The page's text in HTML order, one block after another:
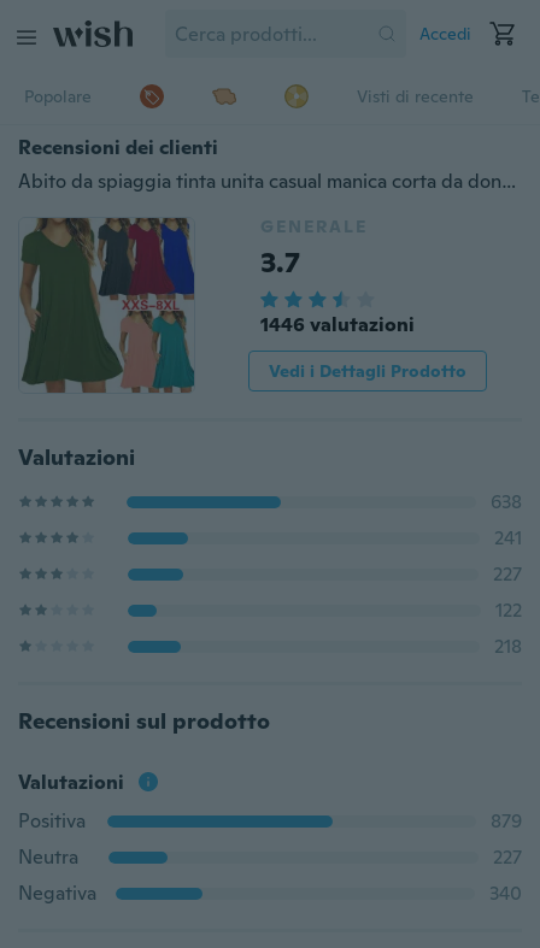
Accedi
Popolare Visti di recente
Recensioni dei clienti
Abito da spiaggia tinta unita casual manica corta da donna taglie forti moda estate con tasche Scollo a V profondo allentato mini abito in cotone a pieghe allentato
GENERALE
3.7
1446 valutazioni
Vedi i Dettagli Prodotto
Valutazioni
638
241
227
122
218
Recensioni sul prodotto
Valutazioni
Positiva
879
Neutra
227
Negativa
340